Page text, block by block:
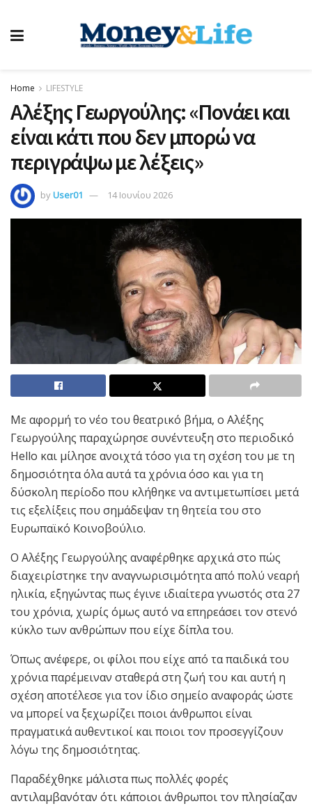
Home LIFESTYLE
Αλέξης Γεωργούλης: «Πονάει και
είναι κάτι που δεν μπορώ να
περιγράψω με λέξεις»
byUser01 14 Ιουνίου 2026
Με αφορμή το νέο του θεατρικό βήμα, ο Αλέξης
Γεωργούλης παραχώρησε συνέντευξη στο περιοδικό
Hello και μίλησε ανοιχτά τόσο για τη σχέση του με τη
δημοσιότητα όλα αυτά τα χρόνια όσο και για τη
δύσκολη περίοδο που κλήθηκε να αντιμετωπίσει μετά
τις εξελίξεις που σημάδεψαν τη θητεία του στο
Ευρωπαϊκό Κοινοβούλιο.
Ο Αλέξης Γεωργούλης αναφέρθηκε αρχικά στο πώς
διαχειρίστηκε την αναγνωρισιμότητα από πολύ νεαρή
ηλικία, εξηγώντας πως έγινε ιδιαίτερα γνωστός στα 27
του χρόνια, χωρίς όμως αυτό να επηρεάσει τον στενό
κύκλο των ανθρώπων που είχε δίπλα του.
Όπως ανέφερε, οι φίλοι που είχε από τα παιδικά του
χρόνια παρέμειναν σταθερά στη ζωή του και αυτή η
σχέση αποτέλεσε για τον ίδιο σημείο αναφοράς ώστε
να μπορεί να ξεχωρίζει ποιοι άνθρωποι είναι
πραγματικά αυθεντικοί και ποιοι τον προσεγγίζουν
λόγω της δημοσιότητας.
Παραδέχθηκε μάλιστα πως πολλές φορές
αντιλαμβανόταν ότι κάποιοι άνθρωποι τον πλησίαζαν